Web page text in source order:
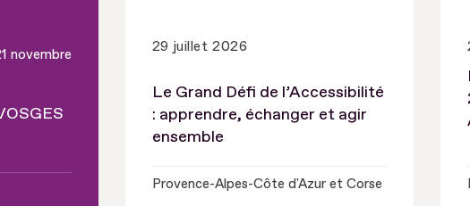
novembre
29 juillet 2026
Le Grand Défi de l’Accessibilité
: apprendre, échanger et agir
ensemble
Provence-Alpes-Côte d'Azur et Corse